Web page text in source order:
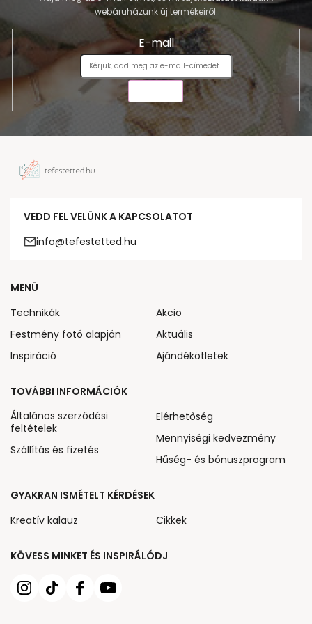
webáruházunk új termékeiről.
E-mail
VEDD FEL VELÜNK A KAPCSOLATOT
info@tefestetted.hu
KÖVESS MINKET ÉS INSPIRÁLÓDJ
MENÜ
Technikák
Festmény fotó alapján
Inspiráció
Akcio
Aktuális
Ajándékötletek
TOVÁBBI INFORMÁCIÓK
Általános szerződési
feltételek
Szállítás és fizetés
Elérhetőség
Mennyiségi kedvezmény
Hűség- és bónuszprogram
GYAKRAN ISMÉTELT KÉRDÉSEK
Kreatív kalauz
Cikkek